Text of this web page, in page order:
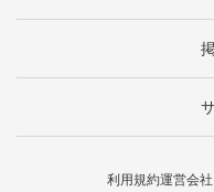
利用規約運営会社